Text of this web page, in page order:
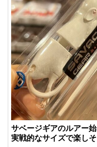
サベージギアのルアー
実戦的なサイズで楽し